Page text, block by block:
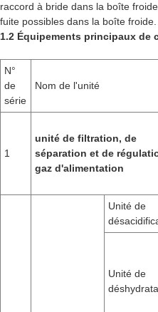
raccord à bride dans la boîte
fuite possibles dans la boîte froide.
1.2 Équipements principaux de
N°
de
série
Nom de l'unité
1
unité de filtration, de
séparation et de
gaz d'alimentation
Unité de
Unité de